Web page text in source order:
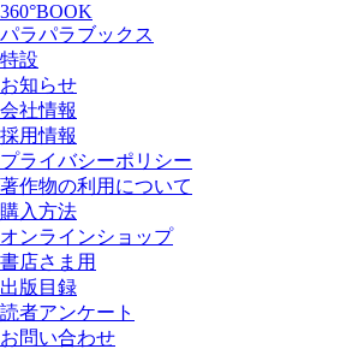
360°BOOK
パラパラブックス
特設
お知らせ
会社情報
採用情報
プライバシーポリシー
著作物の利用について
購入方法
オンラインショップ
書店さま用
出版目録
読者アンケート
お問い合わせ